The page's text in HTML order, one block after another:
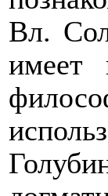
Вл.
имеет